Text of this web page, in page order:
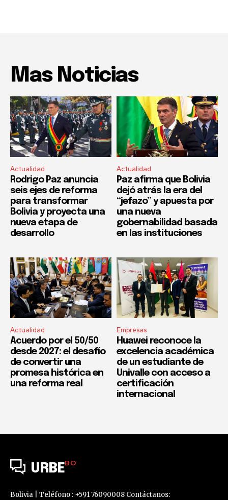
Mas Noticias
Actualidad
Rodrigo Paz anuncia
seis ejes de reforma
para transformar
Bolivia y proyecta una
nueva etapa de
desarrollo
Actualidad
Paz afirma que Bolivia
dejó atrás la era del
“jefazo” y apuesta por
una nueva
gobernabilidad basada
en las instituciones
Actualidad
Acuerdo por el 50/50
desde 2027: el desafío
de convertir una
promesa histórica en
una reforma real
Empresas
Huawei reconoce la
excelencia académica
de un estudiante de
Univalle con acceso a
certificación
internacional
URBEBO
Bolivia | Teléfono : +591 76090008 Contáctanos: